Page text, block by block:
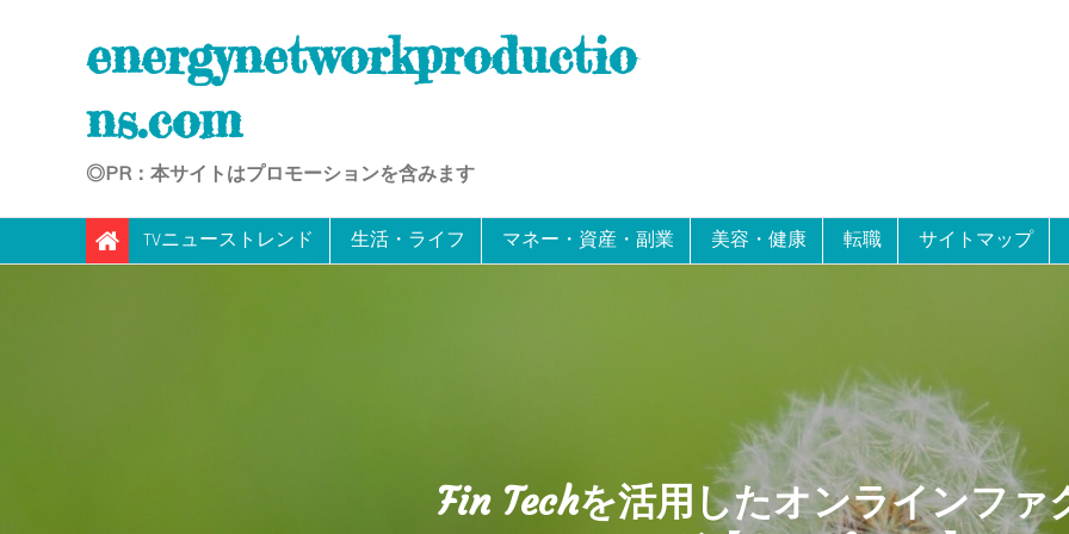
energynetworkproductio
ns.com
◎PR：本サイトはプロモーションを含みます
TVニューストレンド 生活・ライフ マネー・資産・副業 美容・健康 転職 サイトマップ
Fin Techを活用したオンラインファ